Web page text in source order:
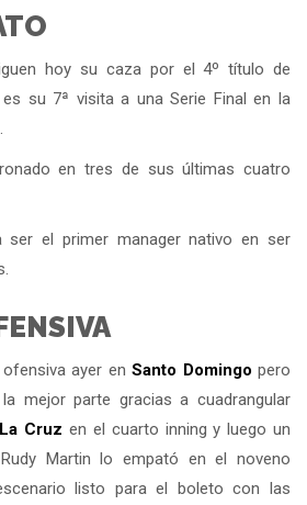
hoy su caza por el 4º título de
su 7ª visita a una Serie Final en la
en tres de sus últimas cuatro
ser el primer manager nativo en ser
ayer enSanto Domingo pero
mejor parte gracias a cuadrangular
Cruz en el cuarto inning y luego un
Martin lo empató en el noveno
listo para el boleto con las